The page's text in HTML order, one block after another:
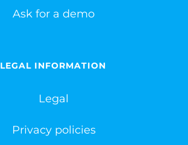
Ask for a demo
LEGAL INFORMATION
Legal
Privacy policies